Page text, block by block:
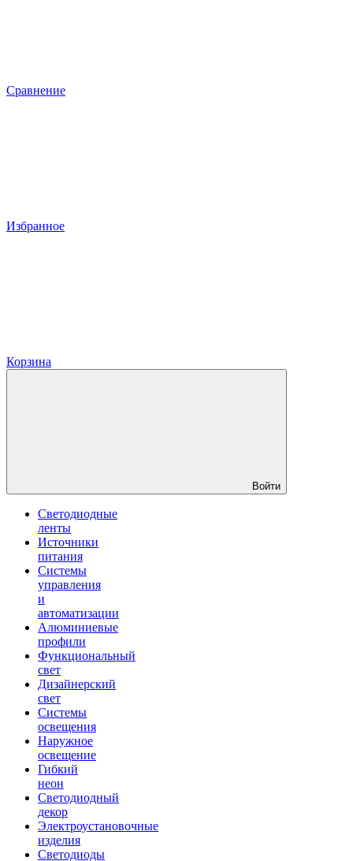
Сравнение
Избранное
Корзина
Войти
Светодиодные
ленты
Источники
питания
Системы
управления
и
автоматизации
Алюминиевые
профили
Функциональный
свет
Дизайнерский
свет
Системы
освещения
Наружное
освещение
Гибкий
неон
Светодиодный
декор
Электроустановочные
изделия
Светодиоды